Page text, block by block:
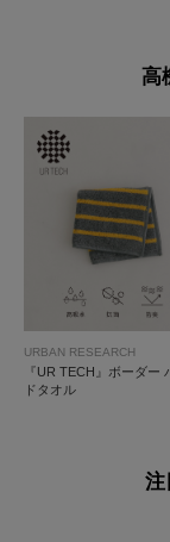
高
URBAN RESEARCH
『UR TECH』ボーダー
ドタオル
注